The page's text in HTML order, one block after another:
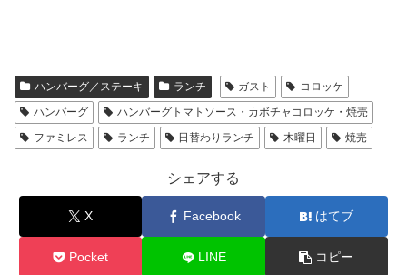
ハンバーグ／ステーキ ランチ ガスト
コロッケ
ハンバーグ
ハンバーグトマトソース・カボチャコロッケ・焼売
ファミレス
ランチ 日替わりランチ 木曜日 焼売
シェアする
X Facebook はてブ
Pocket LINE コピー